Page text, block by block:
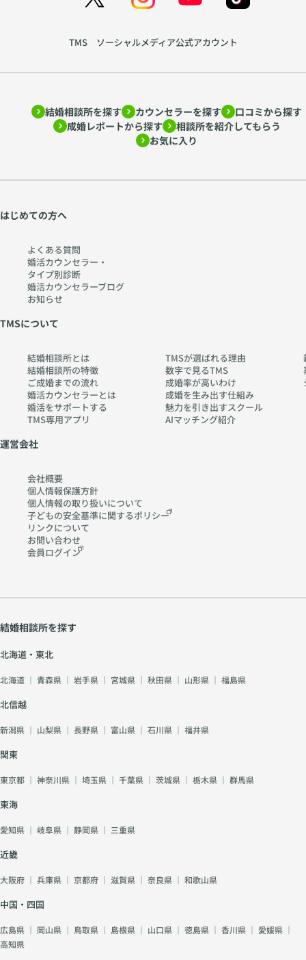
TMS ソーシャルメディア公式アカウント
結婚相談所を探す カウンセラーを探す
口コミから探す
成婚レポートから探す
相談所を紹介してもらう
お気に入り
はじめての方へ
よくある質問
婚活カウンセラー・
タイプ別診断
婚活カウンセラーブログ
お知らせ
TMSについて
結婚相談所とは
結婚相談所の特徴
ご成婚までの流れ
婚活カウンセラーとは
婚活をサポートする
TMS専用アプリ
TMSが選ばれる理由
数字で見るTMS
成婚率が高いわけ
成婚を生み出す仕組み
魅力を引き出すスクール
AIマッチング紹介
運営会社
会社概要
個人情報保護方針
個人情報の取り扱いについて
子どもの安全基準に関するポリシー
リンクについて
お問い合わせ
会員ログイン
結婚相談所を探す
北海道・東北
北海道 ｜ 青森県 ｜ 岩手県 ｜ 宮城県 ｜ 秋田県 ｜ 山形県 ｜ 福島県
北信越
新潟県 ｜ 山梨県 ｜ 長野県 ｜ 富山県 ｜ 石川県 ｜ 福井県
関東
東京都 ｜ 神奈川県 ｜ 埼玉県 ｜ 千葉県 ｜ 茨城県 ｜ 栃木県 ｜ 群馬県
東海
愛知県 ｜ 岐阜県 ｜ 静岡県 ｜ 三重県
近畿
大阪府 ｜ 兵庫県 ｜ 京都府 ｜ 滋賀県 ｜ 奈良県 ｜ 和歌山県
中国・四国
広島県 ｜ 岡山県 ｜ 鳥取県 ｜ 島根県 ｜ 山口県 ｜ 徳島県 ｜ 香川県 ｜ 愛媛県 ｜
高知県